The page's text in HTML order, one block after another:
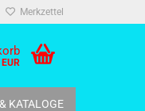
Merkzettel
KATALOGE